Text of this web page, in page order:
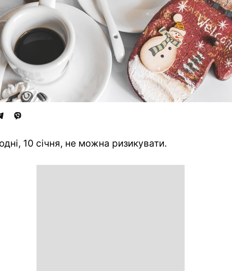
10 січня, не можна ризикувати.